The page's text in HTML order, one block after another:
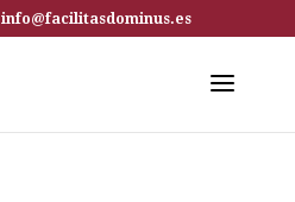
info@facilitasdominus.es